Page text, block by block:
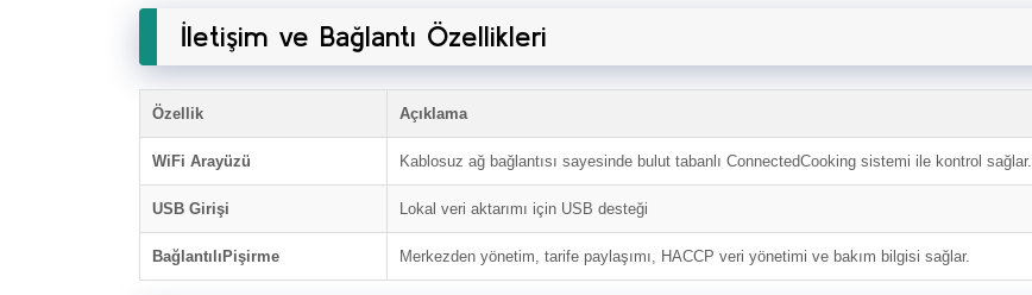
İletişim ve Bağlantı Özellikleri
Özellik Açıklama
WiFi Arayüzü Kablosuz ağ bağlantısı sayesinde bulut tabanlı ConnectedCooking sistemi ile kontrol sağlar.
USB Girişi Lokal veri aktarımı için USB desteği
BağlantılıPişirme Merkezden yönetim, tarife paylaşımı, HACCP veri yönetimi ve bakım bilgisi sağlar.